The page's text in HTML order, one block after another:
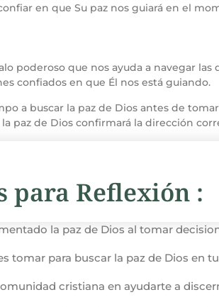
en que Su paz nos guiará en el
poderoso que nos ayuda a navegar
confiados en que Él nos está guiando.
a buscar la paz de Dios antes de
paz de Dios confirmará la dirección
para Reflexión :
la paz de Dios al tomar
tomar para buscar la paz de Dios en
cristiana en ayudarte a